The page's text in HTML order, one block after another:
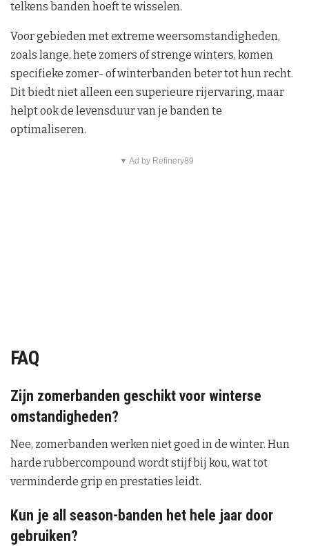
telkens banden hoeft te wisselen.
Voor gebieden met extreme weersomstandigheden,
zoals lange, hete zomers of strenge winters, komen
specifieke zomer- of winterbanden beter tot hun recht.
Dit biedt niet alleen een superieure rijervaring, maar
helpt ook de levensduur van je banden te
optimaliseren.
▼ Ad by Refinery89
FAQ
Zijn zomerbanden geschikt voor winterse
omstandigheden?
Nee, zomerbanden werken niet goed in de winter. Hun
harde rubbercompound wordt stijf bij kou, wat tot
verminderde grip en prestaties leidt.
Kun je all season-banden het hele jaar door
gebruiken?